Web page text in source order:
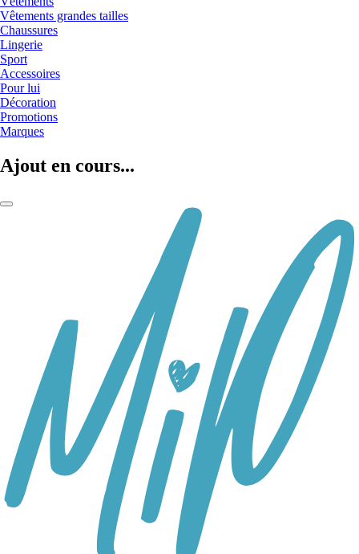
Vêtements grandes tailles
Chaussures
Lingerie
Sport
Accessoires
Pour lui
Décoration
Promotions
Marques
Ajout en cours...